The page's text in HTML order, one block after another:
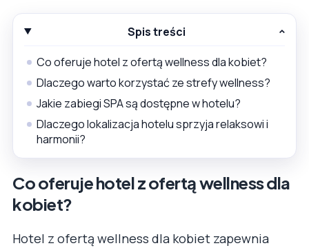
Spis treści
Co oferuje hotel z ofertą wellness dla kobiet?
Dlaczego warto korzystać ze strefy wellness?
Jakie zabiegi SPA są dostępne w hotelu?
Dlaczego lokalizacja hotelu sprzyja relaksowi i
harmonii?
Co oferuje hotel z ofertą wellness dla
kobiet?
Hotel z ofertą wellness dla kobiet zapewnia